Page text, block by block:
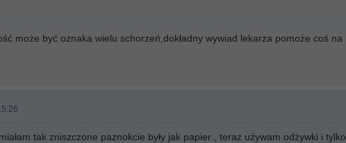
może być oznaka wielu schorzeń,dokładny wywiad lekarza pomoże coś na
tak zniszczone paznokcie były jak papier , teraz używam odżywki i tylko